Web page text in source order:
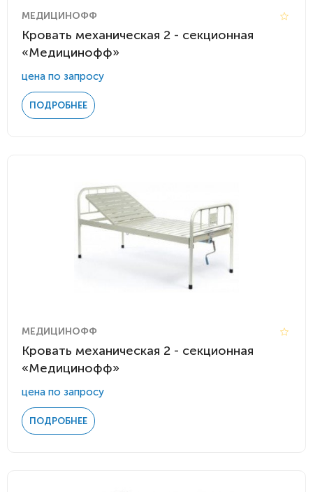
МЕДИЦИНОФФ
Кровать механическая 2 - секционная
«Медицинофф»
цена по запросу
ПОДРОБНЕЕ
МЕДИЦИНОФФ
Кровать механическая 2 - секционная
«Медицинофф»
цена по запросу
ПОДРОБНЕЕ